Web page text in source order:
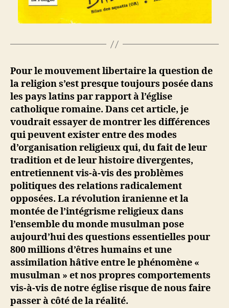
Pour le mouvement libertaire la question de
la religion s’est presque toujours posée dans
les pays latins par rapport à l’église
catholique romaine. Dans cet article, je
voudrait essayer de montrer les différences
qui peuvent exister entre des modes
d’organisation religieux qui, du fait de leur
tradition et de leur histoire divergentes,
entretiennent vis-à-vis des problèmes
politiques des relations radicalement
opposées. La révolution iranienne et la
montée de l’intégrisme religieux dans
l’ensemble du monde musulman pose
aujourd’hui des questions essentielles pour
800 millions d’êtres humains et une
assimilation hâtive entre le phénomène «
musulman » et nos propres comportements
vis-à-vis de notre église risque de nous faire
passer à côté de la réalité.